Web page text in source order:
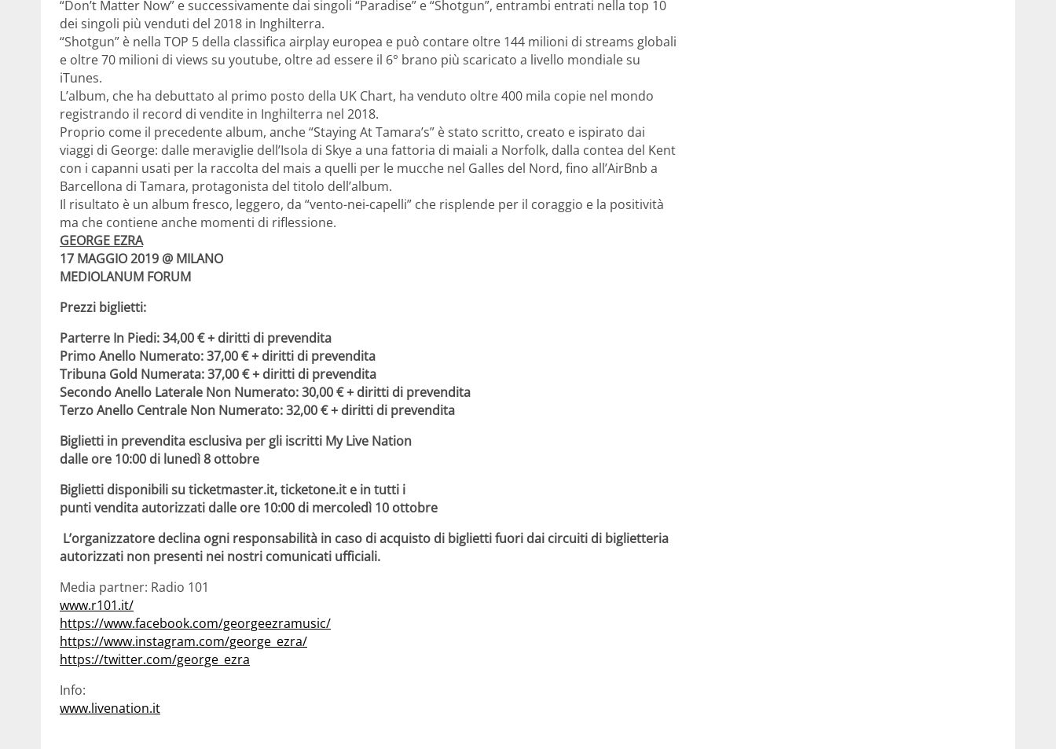
“Don’t Matter Now” e successivamente dai singoli “Paradise” e “Shotgun”, entrambi entrati nella top 10
dei singoli più venduti del 2018 in Inghilterra.
“Shotgun” è nella TOP 5 della classifica airplay europea e può contare oltre 144 milioni di streams globali
e oltre 70 milioni di views su youtube, oltre ad essere il 6° brano più scaricato a livello mondiale su
iTunes.
L’album, che ha debuttato al primo posto della UK Chart, ha venduto oltre 400 mila copie nel mondo
registrando il record di vendite in Inghilterra nel 2018.
Proprio come il precedente album, anche “Staying At Tamara’s” è stato scritto, creato e ispirato dai
viaggi di George: dalle meraviglie dell’Isola di Skye a una fattoria di maiali a Norfolk, dalla contea del Kent
con i capanni usati per la raccolta del mais a quelli per le mucche nel Galles del Nord, fino all’AirBnb a
Barcellona di Tamara, protagonista del titolo dell’album.
Il risultato è un album fresco, leggero, da “vento-nei-capelli” che risplende per il coraggio e la positività
ma che contiene anche momenti di riflessione.
GEORGE EZRA
17 MAGGIO 2019 @ MILANO
MEDIOLANUM FORUM
Prezzi biglietti:
Parterre In Piedi: 34,00 € + diritti di prevendita
Primo Anello Numerato: 37,00 € + diritti di prevendita
Tribuna Gold Numerata: 37,00 € + diritti di prevendita
Secondo Anello Laterale Non Numerato: 30,00 € + diritti di prevendita
Terzo Anello Centrale Non Numerato: 32,00 € + diritti di prevendita
Biglietti in prevendita esclusiva per gli iscritti My Live Nation
dalle ore 10:00 di lunedì 8 ottobre
Biglietti disponibili su ticketmaster.it, ticketone.it e in tutti i
punti vendita autorizzati dalle ore 10:00 di mercoledì 10 ottobre
L’organizzatore declina ogni responsabilità in caso di acquisto di biglietti fuori dai circuiti di biglietteria
autorizzati non presenti nei nostri comunicati ufficiali.
Media partner: Radio 101
www.r101.it/
https://www.facebook.com/georgeezramusic/
https://www.instagram.com/george_ezra/
https://twitter.com/george_ezra
Info:
www.livenation.it